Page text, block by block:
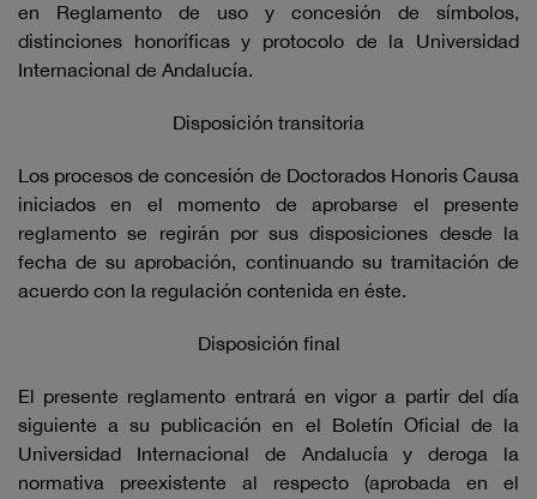
en Reglamento de uso y concesión de símbolos,
distinciones honoríficas y protocolo de la Universidad
Internacional de Andalucía.
Disposición transitoria
Los procesos de concesión de Doctorados Honoris Causa
iniciados en el momento de aprobarse el presente
reglamento se regirán por sus disposiciones desde la
fecha de su aprobación, continuando su tramitación de
acuerdo con la regulación contenida en éste.
Disposición final
El presente reglamento entrará en vigor a partir del día
siguiente a su publicación en el Boletín Oficial de la
Universidad Internacional de Andalucía y deroga la
normativa preexistente al respecto (aprobada en el